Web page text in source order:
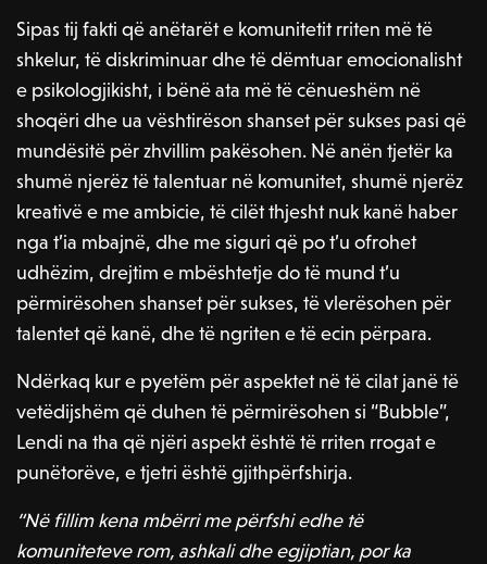
Sipas tij fakti që anëtarët e komunitetit rriten më të
shkelur, të diskriminuar dhe të dëmtuar emocionalisht
e psikologjikisht, i bënë ata më të cënueshëm në
shoqëri dhe ua vështirëson shanset për sukses pasi që
mundësitë për zhvillim pakësohen. Në anën tjetër ka
shumë njerëz të talentuar në komunitet, shumë njerëz
kreativë e me ambicie, të cilët thjesht nuk kanë haber
nga t’ia mbajnë, dhe me siguri që po t’u ofrohet
udhëzim, drejtim e mbështetje do të mund t’u
përmirësohen shanset për sukses, të vlerësohen për
talentet që kanë, dhe të ngriten e të ecin përpara.
Ndërkaq kur e pyetëm për aspektet në të cilat janë të
vetëdijshëm që duhen të përmirësohen si “Bubble”,
Lendi na tha që njëri aspekt është të rriten rrogat e
punëtorëve, e tjetri është gjithpërfshirja.
“Në fillim kena mbërri me përfshi edhe të
komuniteteve rom, ashkali dhe egjiptian, por ka